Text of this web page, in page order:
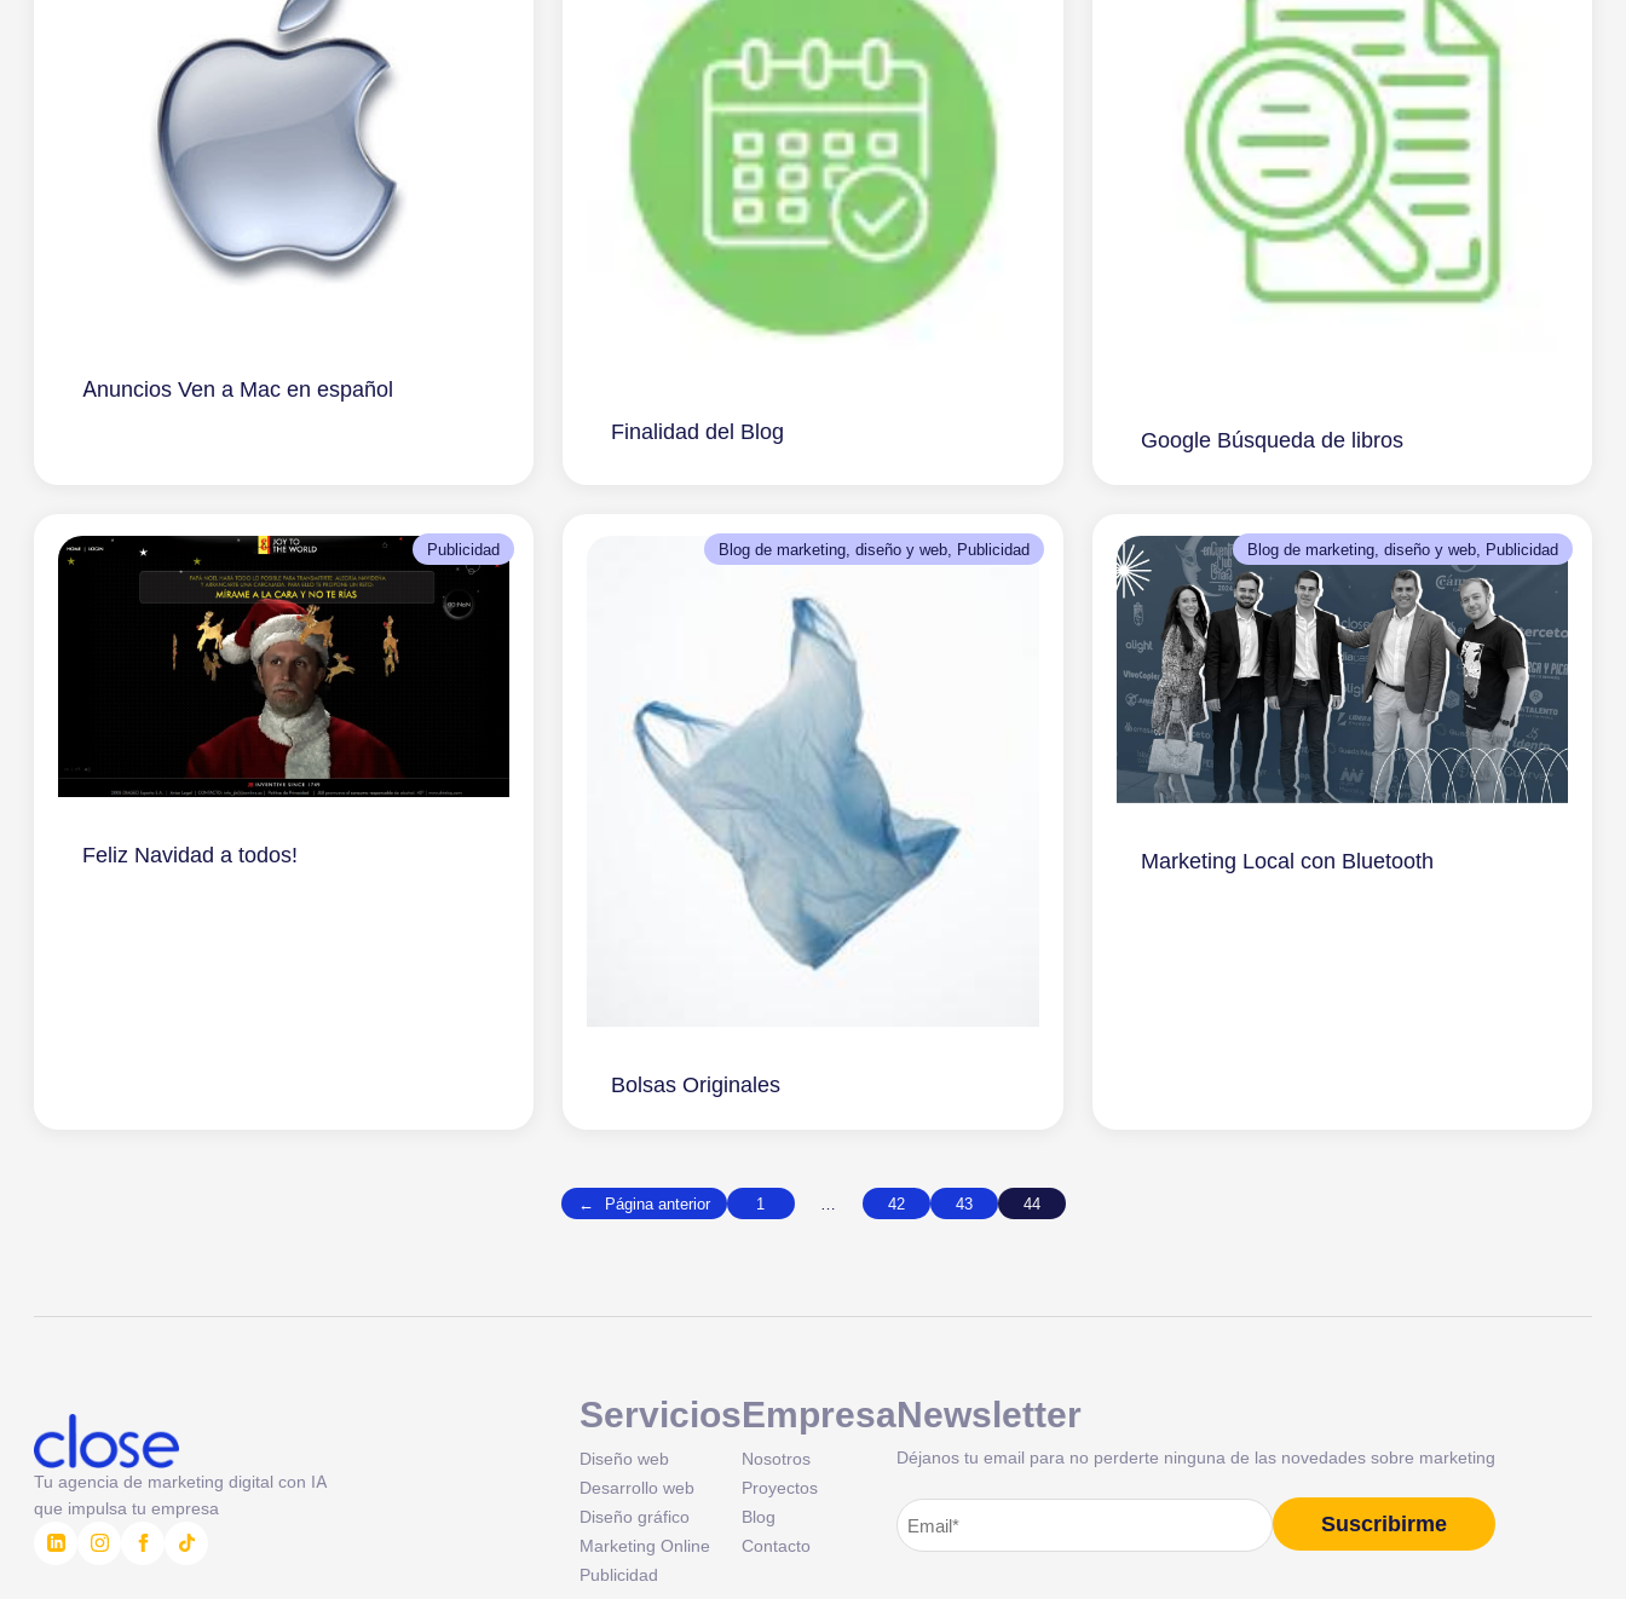
Anuncios Ven a Mac en español
Finalidad del Blog Google Búsqueda de libros
Publicidad
Feliz Navidad a todos!
Blog de marketing, diseño y web, Publicidad
Bolsas Originales
Blog de marketing, diseño y web, Publicidad
Marketing Local con Bluetooth
← Página anterior 1 … 42 43 44
Tu agencia de marketing digital con IA
que impulsa tu empresa
Servicios
Diseño web
Desarrollo web
Diseño gráfico
Marketing Online
Publicidad
Empresa
Nosotros
Proyectos
Blog
Contacto
Newsletter
Déjanos tu email para no perderte ninguna de las novedades sobre marketing
Correo
electrónico(Obligatorio)
Suscribirme
Alternative: